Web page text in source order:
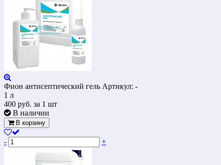
Фион антисептический гель Артикул: -
1 л
400 руб. за 1 шт
В наличии
В корзину
- +